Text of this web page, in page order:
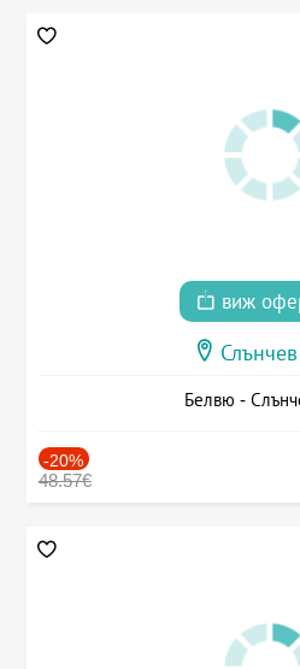
виж
Белвю -
-20%
48.57€